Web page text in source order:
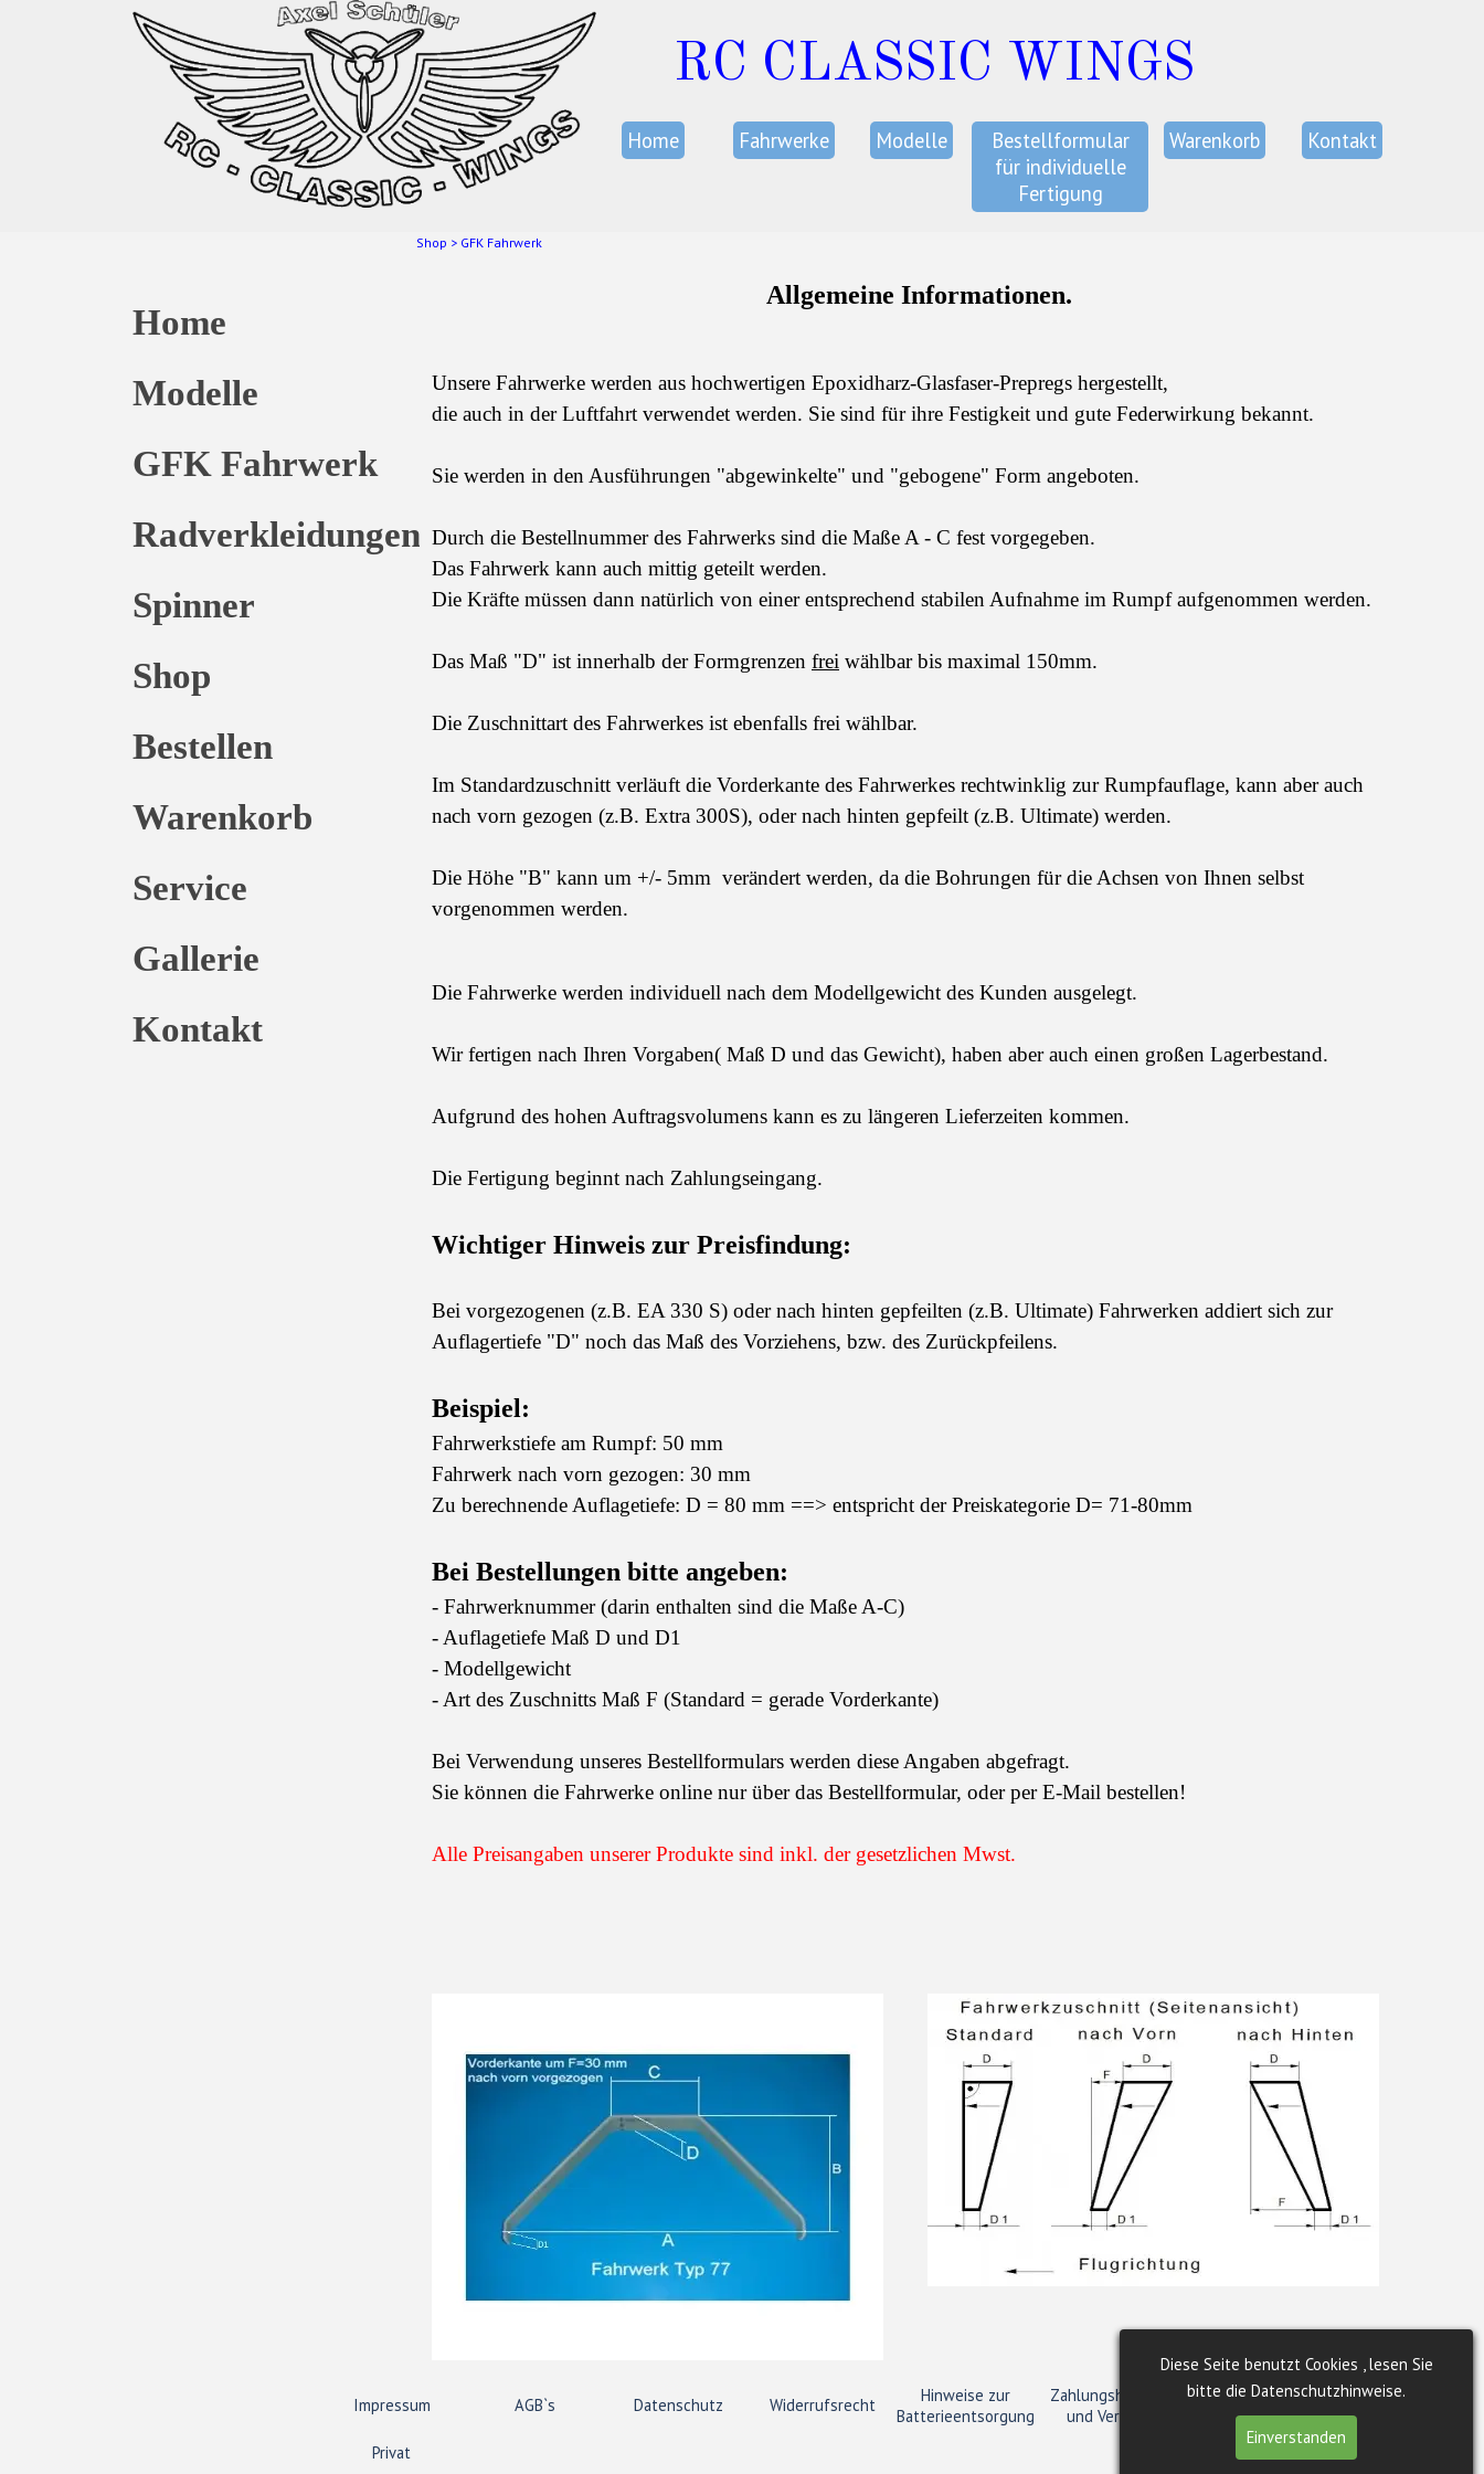
RC CLASSIC WINGS
Home Fahrwerke Warenkorb
Modelle Kontakt
Bestellformular
für individuelle
Fertigung
Home
Modelle
GFK Fahrwerk
Radverkleidungen
Spinner
Shop
Bestellen
Warenkorb
Service
Gallerie
Kontakt
Shop > GFK Fahrwerk
Allgemeine Informationen.
Unsere Fahrwerke werden aus hochwertigen Epoxidharz-Glasfaser-Prepregs hergestellt,
die auch in der Luftfahrt verwendet werden. Sie sind für ihre Festigkeit und gute Federwirkung bekannt.
Sie werden in den Ausführungen "abgewinkelte" und "gebogene" Form angeboten.
Durch die Bestellnummer des Fahrwerks sind die Maße A - C fest vorgegeben.
Das Fahrwerk kann auch mittig geteilt werden.
Die Kräfte müssen dann natürlich von einer entsprechend stabilen Aufnahme im Rumpf aufgenommen werden.
Das Maß "D" ist innerhalb der Formgrenzen frei wählbar bis maximal 150mm.
Die Zuschnittart des Fahrwerkes ist ebenfalls frei wählbar.
Im Standardzuschnitt verläuft die Vorderkante des Fahrwerkes rechtwinklig zur Rumpfauflage, kann aber auch
nach vorn gezogen (z.B. Extra 300S), oder nach hinten gepfeilt (z.B. Ultimate) werden.
Die Höhe "B" kann um +/- 5mm verändert werden, da die Bohrungen für die Achsen von Ihnen selbst
vorgenommen werden.
Die Fahrwerke werden individuell nach dem Modellgewicht des Kunden ausgelegt.
Wir fertigen nach Ihren Vorgaben( Maß D und das Gewicht), haben aber auch einen großen Lagerbestand.
Aufgrund des hohen Auftragsvolumens kann es zu längeren Lieferzeiten kommen.
Die Fertigung beginnt nach Zahlungseingang.
Wichtiger Hinweis zur Preisfindung:
Bei vorgezogenen (z.B. EA 330 S) oder nach hinten gepfeilten (z.B. Ultimate) Fahrwerken addiert sich zur
Auflagertiefe "D" noch das Maß des Vorziehens, bzw. des Zurückpfeilens.
Beispiel:
Fahrwerkstiefe am Rumpf: 50 mm
Fahrwerk nach vorn gezogen: 30 mm
Zu berechnende Auflagetiefe: D = 80 mm ==> entspricht der Preiskategorie D= 71-80mm
Bei Bestellungen bitte angeben:
- Fahrwerknummer (darin enthalten sind die Maße A-C)
- Auflagetiefe Maß D und D1
- Modellgewicht
- Art des Zuschnitts Maß F (Standard = gerade Vorderkante)
Bei Verwendung unseres Bestellformulars werden diese Angaben abgefragt.
Sie können die Fahrwerke online nur über das Bestellformular, oder per E-Mail bestellen!
Alle Preisangaben unserer Produkte sind inkl. der gesetzlichen Mwst.
Impressum AGB`s Datenschutz Widerrufsrecht
Hinweise zur
Batterieentsorgung
Zahlungshinweis
und Versand
Privat
Diese Seite benutzt Cookies , lesen Sie
bitte die Datenschutzhinweise.
Einverstanden